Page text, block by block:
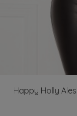
Happy Holly